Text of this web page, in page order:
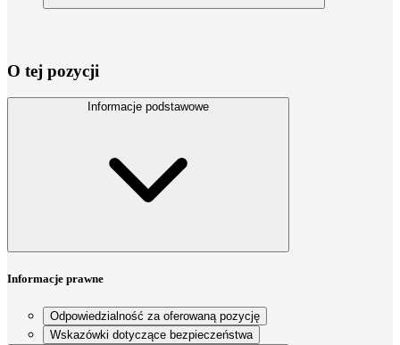
O tej pozycji
Informacje podstawowe
Informacje prawne
Odpowiedzialność za oferowaną pozycję
Wskazówki dotyczące bezpieczeństwa